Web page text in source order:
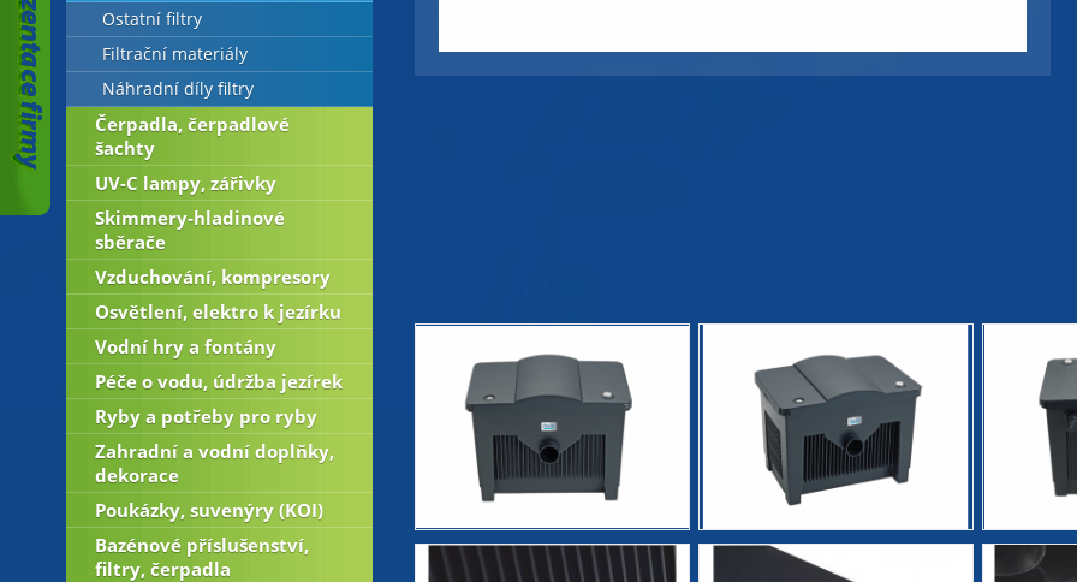
Ostatní filtry
Filtrační materiály
Náhradní díly filtry
Čerpadla, čerpadlové
šachty
UV-C lampy, zářivky
Skimmery-hladinové
sběrače
Vzduchování, kompresory
Osvětlení, elektro k jezírku
Vodní hry a fontány
Péče o vodu, údržba jezírek
Ryby a potřeby pro ryby
Zahradní a vodní doplňky,
dekorace
Poukázky, suvenýry (KOI)
Bazénové příslušenství,
filtry, čerpadla